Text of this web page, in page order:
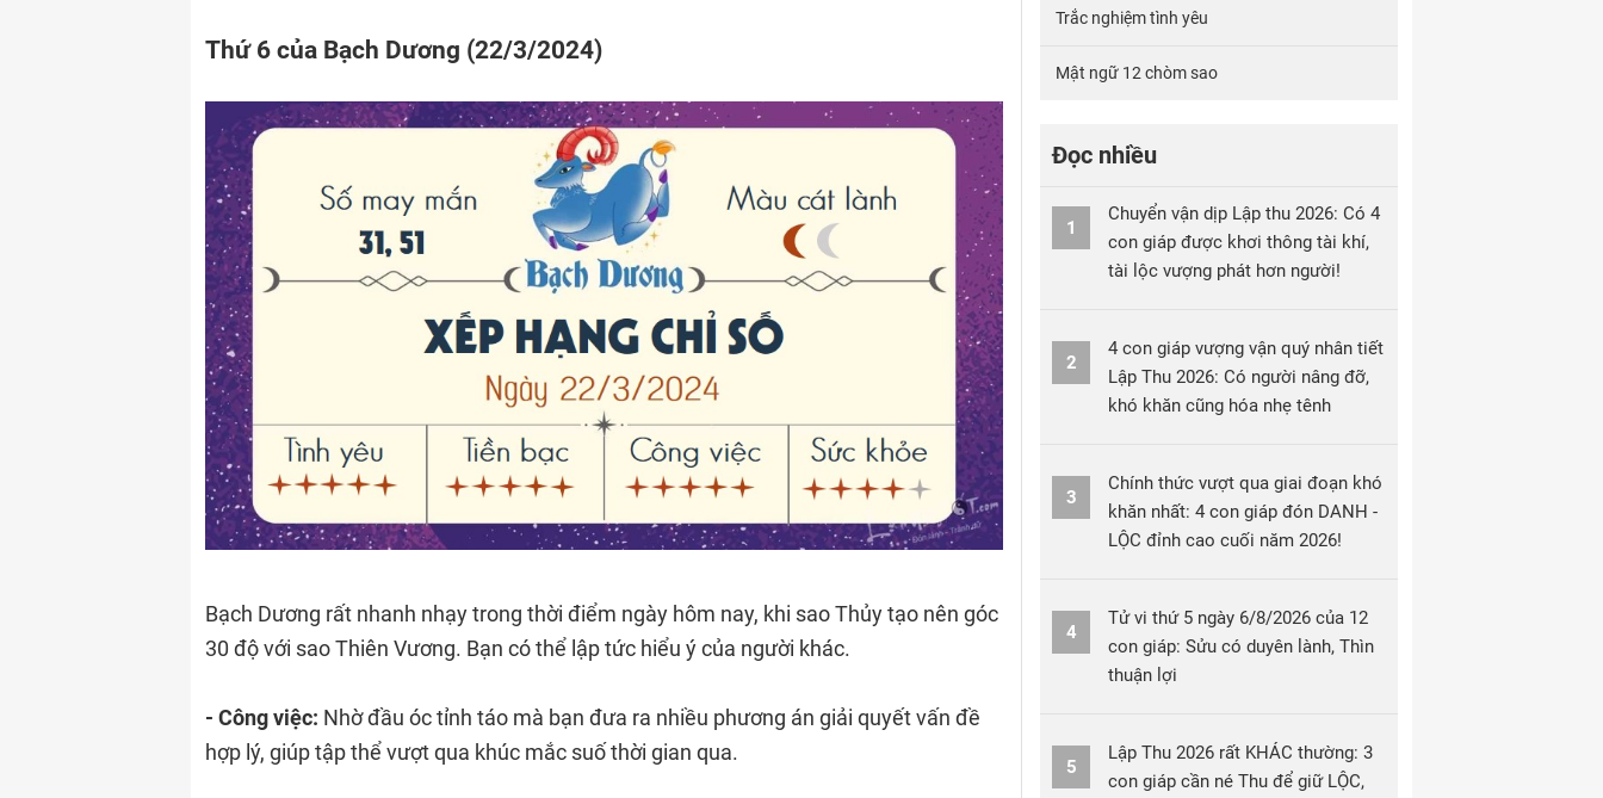
Thứ 6 của Bạch Dương (22/3/2024)
Bạch Dương rất nhanh nhạy trong thời điểm ngày hôm nay, khi sao Thủy tạo nên góc
30 độ với sao Thiên Vương. Bạn có thể lập tức hiểu ý của người khác.
- Công việc: Nhờ đầu óc tỉnh táo mà bạn đưa ra nhiều phương án giải quyết vấn đề
hợp lý, giúp tập thể vượt qua khúc mắc suố thời gian qua.
Trắc nghiệm tình yêu
Mật ngữ 12 chòm sao
Đọc nhiều
1
Chuyển vận dịp Lập thu 2026: Có 4
con giáp được khơi thông tài khí,
tài lộc vượng phát hơn người!
2
4 con giáp vượng vận quý nhân tiết
Lập Thu 2026: Có người nâng đỡ,
khó khăn cũng hóa nhẹ tênh
3
Chính thức vượt qua giai đoạn khó
khăn nhất: 4 con giáp đón DANH -
LỘC đỉnh cao cuối năm 2026!
4
Tử vi thứ 5 ngày 6/8/2026 của 12
con giáp: Sửu có duyên lành, Thìn
thuận lợi
5
Lập Thu 2026 rất KHÁC thường: 3
con giáp cần né Thu để giữ LỘC,